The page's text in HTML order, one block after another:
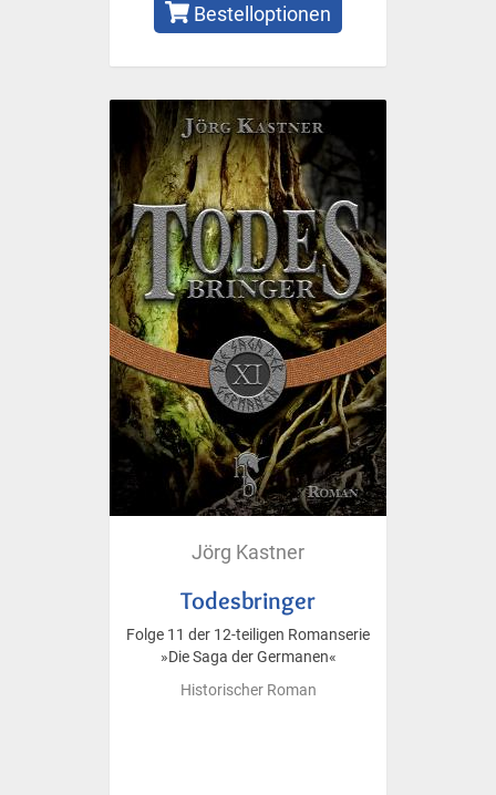
Bestelloptionen
Jörg Kastner
Todesbringer
Folge 11 der 12-teiligen Romanserie
»Die Saga der Germanen«
Historischer Roman